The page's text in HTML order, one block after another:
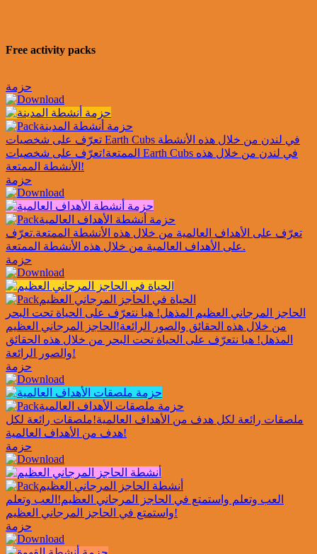
Free activity packs
حزمة
حزمة أنشطة المدينة
تعرّف على شخصيات Earth Cubs في لندن من خلال هذه الأنشطة
الممتعة!تعرّف على شخصيات Earth Cubs في لندن من خلال هذه
الأنشطة الممتعة!
حزمة
حزمة أنشطة الأهداف العالمية
تعرّف على الأهداف العالمية من خلال هذه الأنشطة الممتعة.تعرّف
على الأهداف العالمية من خلال هذه الأنشطة الممتعة.
حزمة
الحياة في الحاجز المرجاني العظيم
الحاجز المرجاني العظيم المذهل! هيا نتعرّف على الحياة تحت البحر
من خلال هذه الحقائق والصور الرائعة! الحاجز المرجاني العظيم
المذهل! هيا نتعرّف على الحياة تحت البحر من خلال هذه الحقائق
والصور الرائعة!
حزمة
حزمة ملصقات الأهداف العالمية
ملصقات رائعة لكل هدف من الأهداف العالمية!ملصقات رائعة لكل
هدف من الأهداف العالمية!
حزمة
أنشطة الحاجز المرجاني العظيم
العب وتعلم واستمتع في الحاجز المرجاني العظيم! العب وتعلم
واستمتع في الحاجز المرجاني العظيم!
حزمة